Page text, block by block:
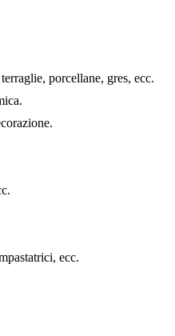
porcellane, gres, ecc.
ecc.